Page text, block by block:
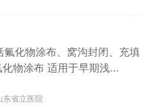
氟化物涂布、窝沟封闭、充填
物涂布 适用于早期浅...
东省立医院